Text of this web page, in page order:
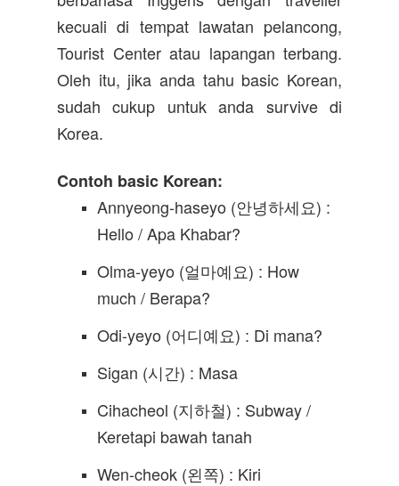
kecuali di tempat lawatan pelancong,
Tourist Center atau lapangan terbang.
Oleh itu, jika anda tahu basic Korean,
sudah cukup untuk anda survive di
Korea.
Contoh basic Korean:
Annyeong-haseyo (안녕하세요) :
Hello / Apa Khabar?
Olma-yeyo (얼마예요) : How
much / Berapa?
Odi-yeyo (어디예요) : Di mana?
Sigan (시간) : Masa
Cihacheol (지하철) : Subway /
Keretapi bawah tanah
Wen-cheok (왼쪽) : Kiri